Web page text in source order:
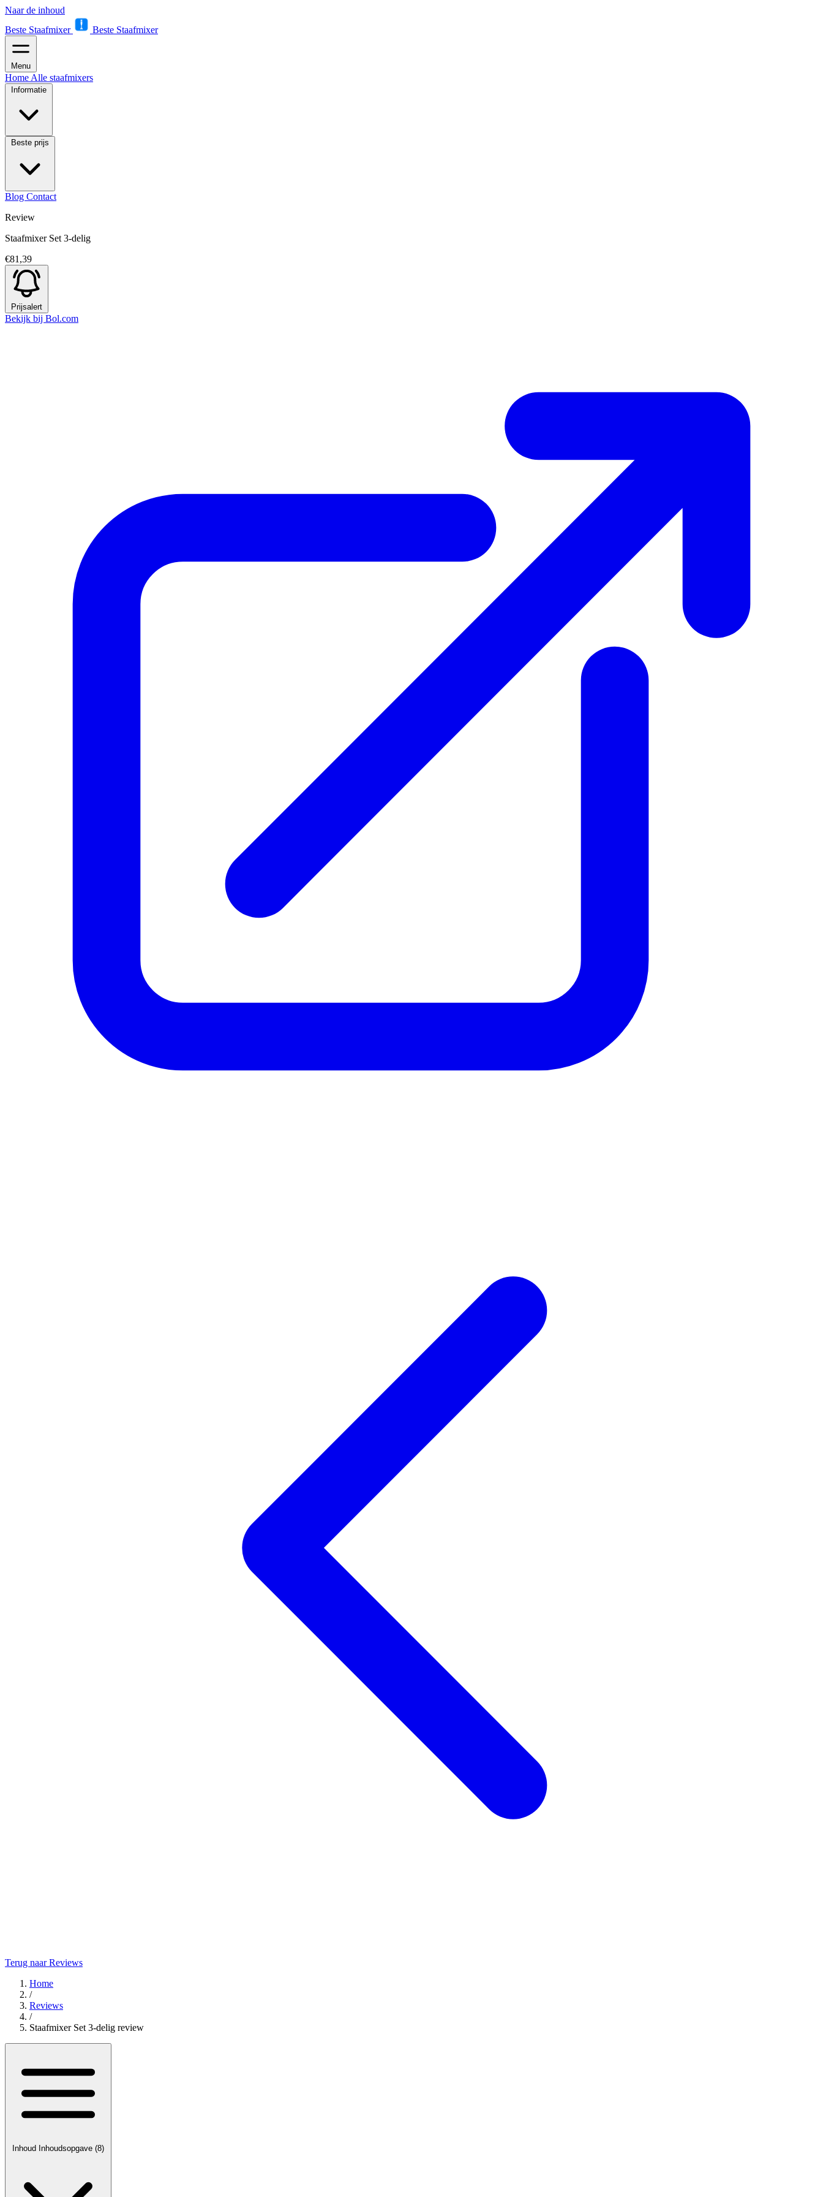
Naar de inhoud
Beste Staafmixer
Beste Staafmixer
Menu
Home Alle staafmixers
Informatie
Beste prijs
Blog Contact
Review
Staafmixer Set 3-delig
€81,39
Prijsalert
Bekijk bij Bol.com
Terug naar Reviews
Home
/
Reviews
/
Staafmixer Set 3-delig review
Inhoud Inhoudsopgave (8)